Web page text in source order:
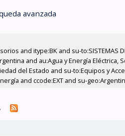
avanzada
and itype:BK and su-to:SISTEMAS
and au:Agua y Energía Eléctrica,
del Estado and su-to:Equipos y
and ccode:EXT and su-